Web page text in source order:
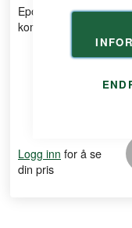
Epoxy primer pe 460
komp 5kg
Logg inn for å se
din pris